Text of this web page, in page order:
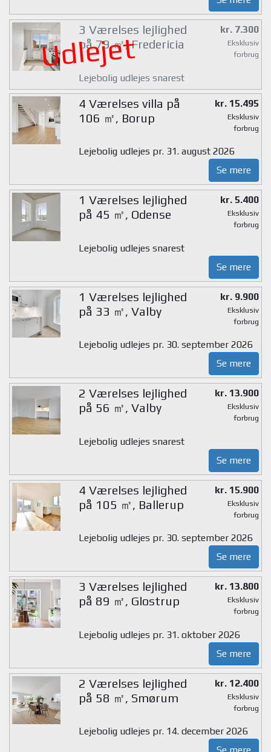
Udlejet
3 Værelses lejlighed
på 79 ㎡, Fredericia
kr. 7.300
Eksklusiv
forbrug
Lejebolig udlejes snarest
4 Værelses villa på
106 ㎡, Borup
kr. 15.495
Eksklusiv
forbrug
Lejebolig udlejes pr. 31. august 2026
Se mere
1 Værelses lejlighed
på 45 ㎡, Odense
kr. 5.400
Eksklusiv
forbrug
Lejebolig udlejes snarest
Se mere
1 Værelses lejlighed
på 33 ㎡, Valby
kr. 9.900
Eksklusiv
forbrug
Lejebolig udlejes pr. 30. september 2026
Se mere
2 Værelses lejlighed
på 56 ㎡, Valby
kr. 13.900
Eksklusiv
forbrug
Lejebolig udlejes snarest
Se mere
4 Værelses lejlighed
på 105 ㎡, Ballerup
kr. 15.900
Eksklusiv
forbrug
Lejebolig udlejes pr. 30. september 2026
Se mere
3 Værelses lejlighed
på 89 ㎡, Glostrup
kr. 13.800
Eksklusiv
forbrug
Lejebolig udlejes pr. 31. oktober 2026
Se mere
2 Værelses lejlighed
på 58 ㎡, Smørum
kr. 12.400
Eksklusiv
forbrug
Lejebolig udlejes pr. 14. december 2026